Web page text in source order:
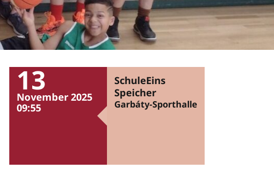
13
November 2025
09:55
SchuleEins
Speicher
Garbáty-Sporthalle